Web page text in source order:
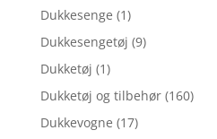
Dukkesenge (1)
Dukkesengetøj (9)
Dukketøj (1)
Dukketøj og tilbehør (160)
Dukkevogne (17)